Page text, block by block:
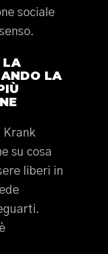
sociale
LA
LA
Krank
su cosa
liberi in